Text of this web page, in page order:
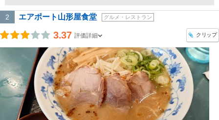
2 エアポート山形屋食堂 グルメ・レストラン
3.37 評価詳細 クリップ